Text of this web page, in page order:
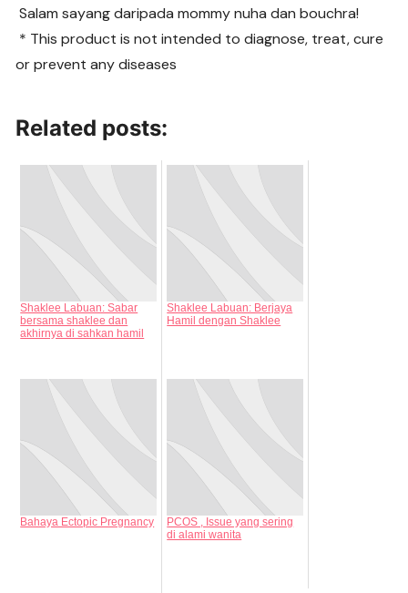
Salam sayang daripada mommy nuha dan bouchra!
* This product is not intended to diagnose, treat, cure
or prevent any diseases
Related posts:
Shaklee Labuan: Sabar
bersama shaklee dan
akhirnya di sahkan hamil
Shaklee Labuan: Berjaya
Hamil dengan Shaklee
Bahaya Ectopic Pregnancy
PCOS , Issue yang sering
di alami wanita